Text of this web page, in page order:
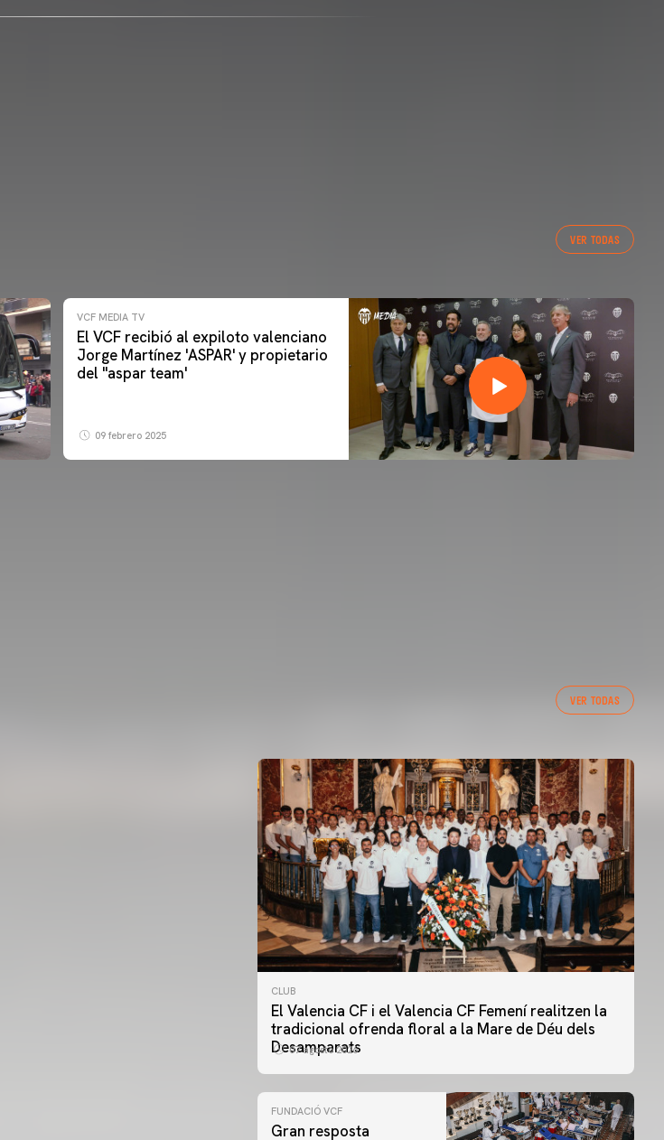
VER TODAS
VCF MEDIA TV
El VCF recibió al expiloto valenciano
Jorge Martínez 'ASPAR' y propietario
del ''aspar team'
09 febrero 2025
VER TODAS
CLUB
El Valencia CF i el Valencia CF Femení realitzen la
tradicional ofrenda floral a la Mare de Déu dels
Desamparats
07 agosto 2026
FUNDACIÓ VCF
Gran resposta